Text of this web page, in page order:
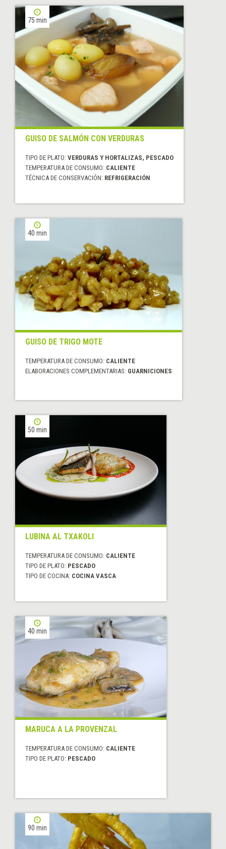
75 min
GUISO DE SALMÓN CON VERDURAS
TIPO DE PLATO: VERDURAS Y HORTALIZAS, PESCADO
TEMPERATURA DE CONSUMO: CALIENTE
TÉCNICA DE CONSERVACIÓN: REFRIGERACIÓN
40 min
GUISO DE TRIGO MOTE
TEMPERATURA DE CONSUMO: CALIENTE
ELABORACIONES COMPLEMENTARIAS: GUARNICIONES
50 min
LUBINA AL TXAKOLI
TEMPERATURA DE CONSUMO: CALIENTE
TIPO DE PLATO: PESCADO
TIPO DE COCINA: COCINA VASCA
40 min
MARUCA A LA PROVENZAL
TEMPERATURA DE CONSUMO: CALIENTE
TIPO DE PLATO: PESCADO
90 min